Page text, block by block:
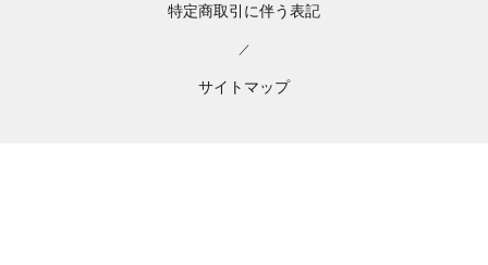
特定商取引に伴う表記
／
サイトマップ